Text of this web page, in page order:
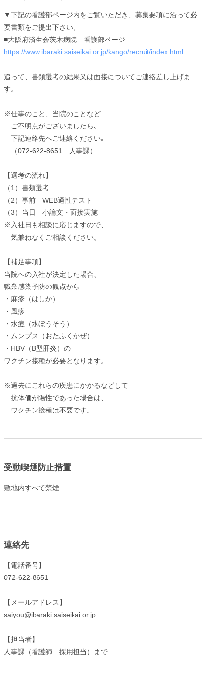
▼下記の看護部ページ内をご覧いただき、募集要項に沿って必
要書類をご提出下さい。
■大阪府済生会茨木病院 看護部ページ
https://www.ibaraki.saiseikai.or.jp/kango/recruit/index.html
追って、書類選考の結果又は面接についてご連絡差し上げま
す。
※仕事のこと、当院のことなど
ご不明点がございましたら､
下記連絡先へご連絡ください｡
（072-622-8651 人事課）
【選考の流れ】
（1）書類選考
（2）事前 WEB適性テスト
（3）当日 小論文・面接実施
※入社日も相談に応じますので、
気兼ねなくご相談ください。
【補足事項】
当院への入社が決定した場合、
職業感染予防の観点から
・麻疹（はしか）
・風疹
・水痘（水ぼうそう）
・ムンプス（おたふくかぜ）
・HBV（B型肝炎）の
ワクチン接種が必要となります。
※過去にこれらの疾患にかかるなどして
抗体価が陽性であった場合は、
ワクチン接種は不要です。
受動喫煙防止措置
敷地内すべて禁煙
連絡先
【電話番号】
072-622-8651
【メールアドレス】
saiyou@ibaraki.saiseikai.or.jp
【担当者】
人事課（看護師 採用担当）まで